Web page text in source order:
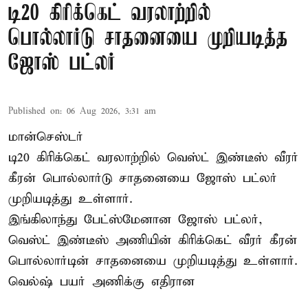
டி20 கிரிக்கெட் வரலாற்றில்
பொல்லார்டு சாதனையை முறியடித்த
ஜோஸ் பட்லர்
Published on: 06 Aug 2026, 3:31 am
மான்செஸ்டர்
டி20 கிரிக்கெட் வரலாற்றில் வெஸ்ட் இண்டீஸ் வீரர்
கீரன் பொல்லார்டு சாதனையை ஜோஸ் பட்லர்
முறியடித்து உள்ளார்.
இங்கிலாந்து பேட்ஸ்மேனான ஜோஸ் பட்லர்,
வெஸ்ட் இண்டீஸ் அணியின் கிரிக்கெட் வீரர் கீரன்
பொல்லார்டின் சாதனையை முறியடித்து உள்ளார்.
வெல்ஷ் பயர் அணிக்கு எதிரான